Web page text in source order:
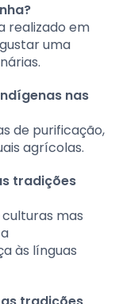
realizado em
uma
nas
de purificação,
agrícolas.
tradições
mas
às línguas